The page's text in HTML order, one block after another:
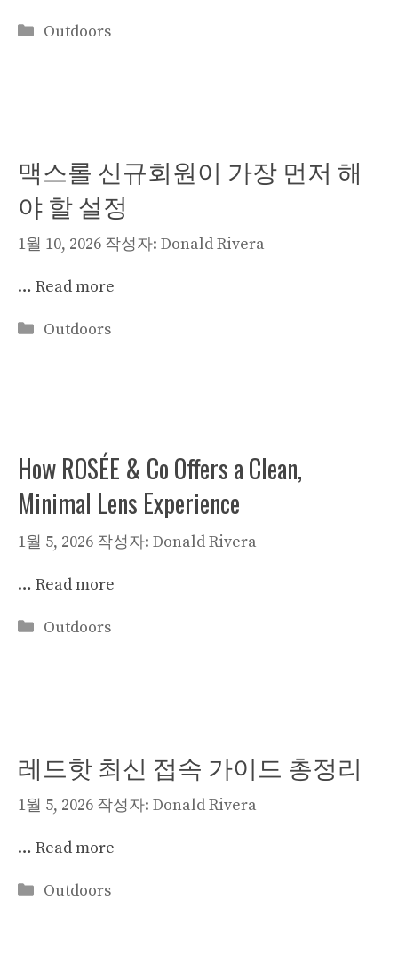
카
Outdoors
맥스롤 신규회원이 가장 먼저 해
야 할 설정
1월 10, 2026 작성자: Donald Rivera
… Read more
카
Outdoors
How ROSÉE & Co Offers a Clean,
Minimal Lens Experience
1월 5, 2026 작성자: Donald Rivera
… Read more
카
Outdoors
레드핫 최신 접속 가이드 총정리
1월 5, 2026 작성자: Donald Rivera
… Read more
카
Outdoors